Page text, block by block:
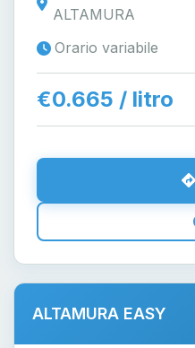
ALTAMURA
Orario variabile
€0.665 / litro
ALTAMURA EASY